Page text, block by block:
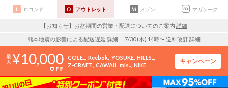
ロコンド アウトレット メゾン マガシーク
【お知らせ】お盆期間の営業・配送についてのご案内 詳細
熊本地震の影響による配送遅延 詳細 ｜7/30 (木) 14時〜 送料改訂詳細
10,000 COLE.. Reebok YOSUKE HILLS..
Z-CRAFT CAWAII mis.. NIKE
キャンペーン